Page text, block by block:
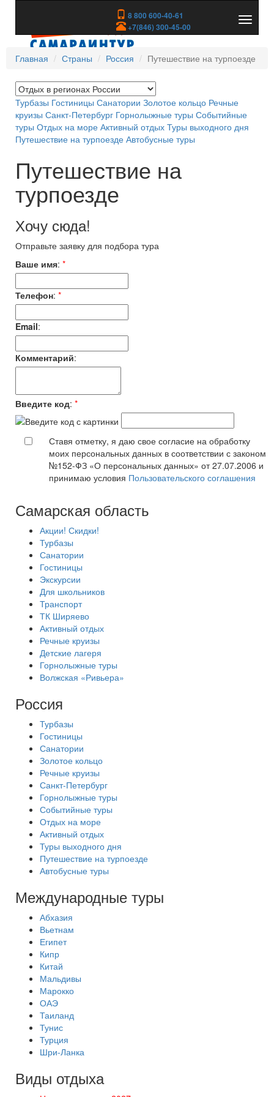
8 800 600-40-61
+7(846) 300-45-00
скрыть
Главная
Страны Россия Путешествие на турпоезде
Турбазы Гостиницы Санатории Золотое кольцо Речные
круизы Санкт-Петербург Горнолыжные туры Событийные
туры Отдых на море Активный отдых Туры выходного дня
Путешествие на турпоезде Автобусные туры
Путешествие на
турпоезде
Хочу сюда!
Отправьте заявку для подбора тура
Ваше имя: *
Телефон: *
Email:
Комментарий:
Введите код: *
Ставя отметку, я даю свое согласие на обработку
моих персональных данных в соответствии с законом
№152-ФЗ «О персональных данных» от 27.07.2006 и
принимаю условия Пользовательского соглашения
Самарская область
Акции! Скидки!
Турбазы
Санатории
Гостиницы
Экскурсии
Для школьников
Транспорт
ТК Ширяево
Активный отдых
Речные круизы
Детские лагеря
Горнолыжные туры
Волжская «Ривьера»
Россия
Турбазы
Гостиницы
Санатории
Золотое кольцо
Речные круизы
Санкт-Петербург
Горнолыжные туры
Событийные туры
Отдых на море
Активный отдых
Туры выходного дня
Путешествие на турпоезде
Автобусные туры
Международные туры
Абхазия
Вьетнам
Египет
Кипр
Китай
Мальдивы
Марокко
ОАЭ
Таиланд
Тунис
Турция
Шри-Ланка
Виды отдыха